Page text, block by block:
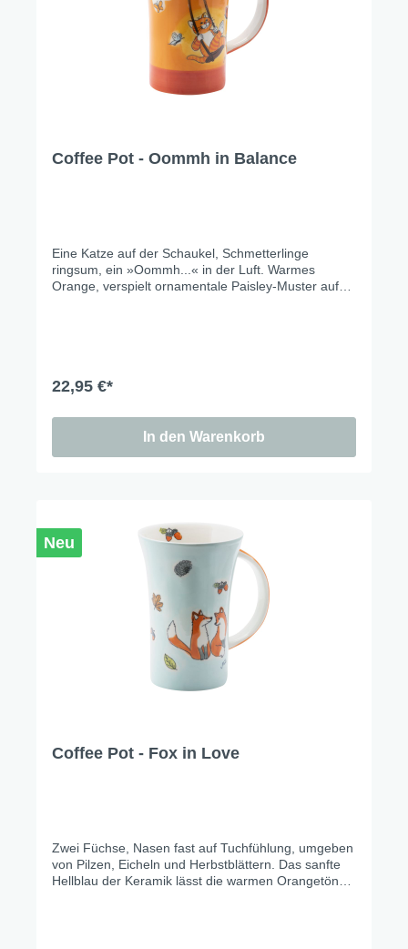
Coffee Pot - Oommh in Balance
Eine Katze auf der Schaukel, Schmetterlinge
ringsum, ein »Oommh...« in der Luft. Warmes
Orange, verspielt ornamentale Paisley-Muster auf
22,95 €*
In den Warenkorb
Neu
Coffee Pot - Fox in Love
Zwei Füchse, Nasen fast auf Tuchfühlung, umgeben
von Pilzen, Eicheln und Herbstblättern. Das sanfte
Hellblau der Keramik lässt die warmen Orangetöne